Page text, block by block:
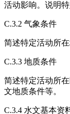
活动影响。说明
C.3.2 气象条件
简述特定活动所
C.3.3 地质条件
简述特定活动所
文地质条件等。
C.3.4 水文基本资